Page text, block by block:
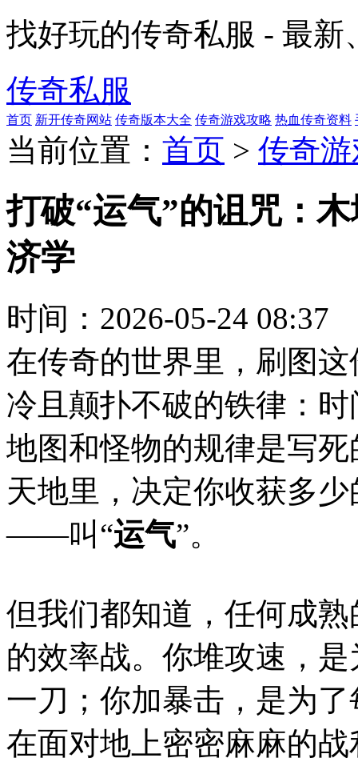
找好玩的传奇私服 - 最
传奇私服
首页 新开传奇网站 传奇版本大全 传奇游戏攻略 热血传奇资料
当前位置： 首页 > 传奇
打破“运气”的诅咒：
济学
时间： 2026-05-24 08:37
在传奇的世界里，刷图
冷且颠扑不破的铁律：
地图和怪物的规律是写
天地里，决定你收获多
——叫“运气”。
但我们都知道，任何成
的效率战。你堆攻速，
一刀；你加暴击，是为
在面对地上密密麻麻的